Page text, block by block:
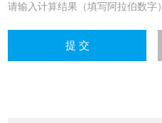
请输入计算结果（填写阿拉伯数字